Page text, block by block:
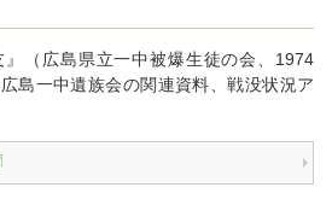
（広島県立一中被爆生徒の会、1974
島一中遺族会の関連資料、戦没状況ア